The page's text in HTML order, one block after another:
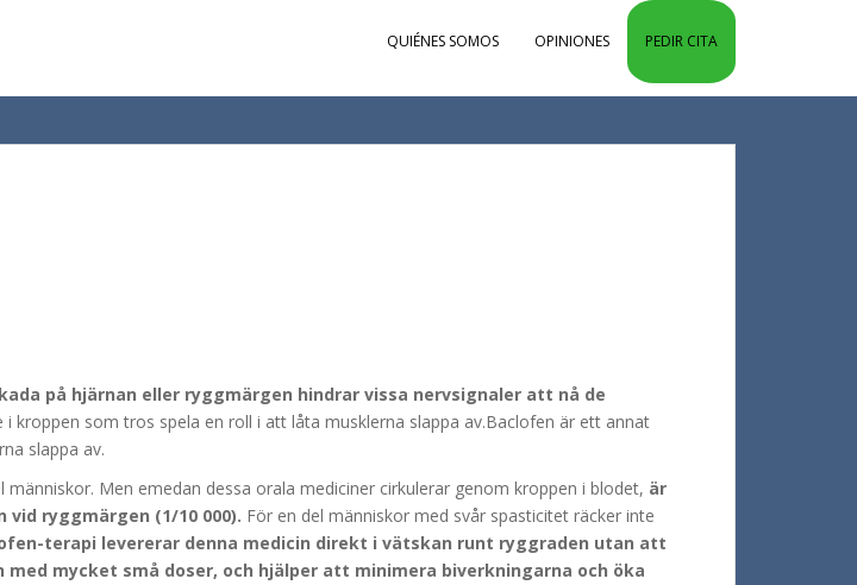
QUIÉNES SOMOS OPINIONES PEDIR CITA
på hjärnan eller ryggmärgen hindrar vissa nervsignaler att nå de
i kroppen som tros spela en roll i att låta musklerna slappa av.Baclofen är ett annat
slappa av.
människor. Men emedan dessa orala mediciner cirkulerar genom kroppen i blodet, är
ryggmärgen (1/10 000). För en del människor med svår spasticitet räcker inte
terapi levererar denna medicin direkt i vätskan runt ryggraden utan att
mycket små doser, och hjälper att minimera biverkningarna och öka